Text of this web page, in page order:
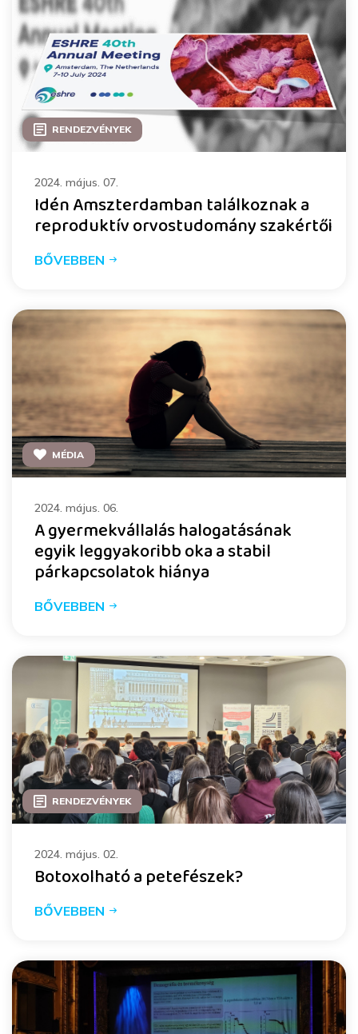
RENDEZVÉNYEK
2024. május. 07.
Idén Amszterdamban találkoznak a
reproduktív orvostudomány szakértői
BŐVEBBEN
MÉDIA
2024. május. 06.
A gyermekvállalás halogatásának
egyik leggyakoribb oka a stabil
párkapcsolatok hiánya
BŐVEBBEN
RENDEZVÉNYEK
2024. május. 02.
Botoxolható a petefészek?
BŐVEBBEN